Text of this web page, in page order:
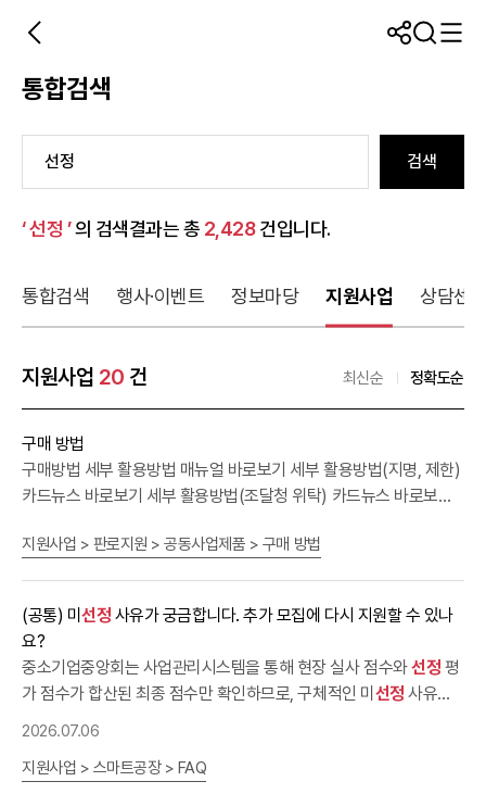
통합검색
검색
‘ 선정 ’의 검색결과는 총 2,428 건입니다.
통합검색 행사·이벤트 정보마당 지원사업 상담센
지원사업 20 건 최신순 정확도순
구매 방법
구매방법 세부 활용방법 매뉴얼 바로보기 세부 활용방법(지명, 제한)
카드뉴스 바로보기 세부 활용방법(조달청 위탁) 카드뉴스 바로보기
경쟁 중소기업제품 공공구매종합정보망(SMPP)을 통해 협동조합으
사업에 참여한 소기업·소상공인'으로 제한한 후 응찰업체를 대상으로
계약이행능력심사 등을 통해 낙찰자를 결정하는 방식 수요기관이 요
청한 업체 수만큼 심사에 참여 가능 해당 공동사업을 수행하는 모든
업체가 참여 가능 신속한 계약 체결 가능, 연간 추천횟수와 계약한도
에 근거하여 추천하기 때문에 공동사업 업체들에 기회를 공정하게 배
분 가능 해당 공동사업 수행하는 전체 업체가 경쟁하기 때문에 상대
적으로 경쟁 범위가 넓으며, 더 많은 업체 비교·검토 가능 (지명경쟁)
지원사업 > 판로지원 > 공동사업제품 > 구매 방법
(공통) 미선정 사유가 궁금합니다. 추가 모집에 다시 지원할 수 있나
요?
중소기업중앙회는 사업관리시스템을 통해 현장 실사 점수와선정 평
가 점수가 합산된 최종 점수만 확인하므로, 구체적인 미 선정 사유나
상세 평가 내용은 알 수 없습니다. 이 점 너른 양해 부탁드립니다.추가
추진 내용 및 예산안 등을 반드시 수정·보완하여 제출하셔야 합니다.
2026.07.06
지원사업 > 스마트공장 > FAQ